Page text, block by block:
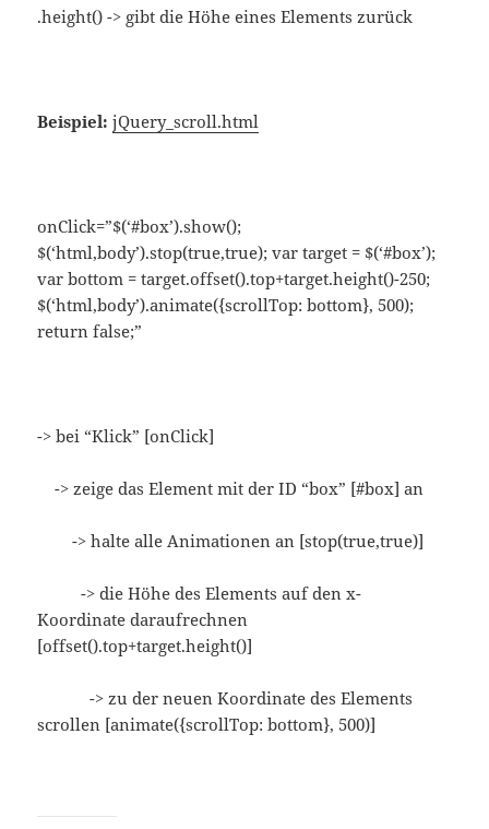
.height() -> gibt die Höhe eines Elements zurück
Beispiel: jQuery_scroll.html
onClick=”$(‘#box’).show();
$(‘html,body’).stop(true,true); var target = $(‘#box’);
var bottom = target.offset().top+target.height()-250;
$(‘html,body’).animate({scrollTop: bottom}, 500);
return false;”
-> bei “Klick” [onClick]
-> zeige das Element mit der ID “box” [#box] an
-> halte alle Animationen an [stop(true,true)]
-> die Höhe des Elements auf den x-
Koordinate daraufrechnen
[offset().top+target.height()]
-> zu der neuen Koordinate des Elements
scrollen [animate({scrollTop: bottom}, 500)]